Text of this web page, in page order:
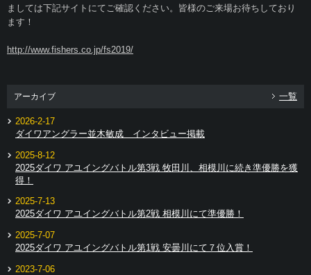
ましては下記サイトにてご確認ください。皆様のご来場お待ちしており
ます！
http://www.fishers.co.jp/fs2019/
アーカイブ 一覧
2026-2-17
ダイワアングラー並木敏成 インタビュー掲載
2025-8-12
2025ダイワ アユイングバトル第3戦 牧田川、相模川に続き準優勝を獲
得！
2025-7-13
2025ダイワ アユイングバトル第2戦 相模川にて準優勝！
2025-7-07
2025ダイワ アユイングバトル第1戦 安曇川にて７位入賞！
2023-7-06